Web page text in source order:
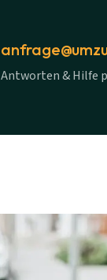
Antworten & Hilfe